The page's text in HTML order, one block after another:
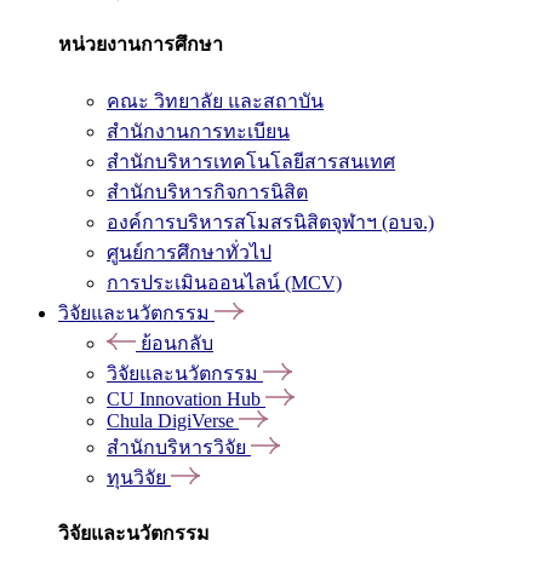
หน่วยงานการศึกษา
คณะ วิทยาลัย และสถาบัน
สำนักงานการทะเบียน
สำนักบริหารเทคโนโลยีสารสนเทศ
สำนักบริหารกิจการนิสิต
องค์การบริหารสโมสรนิสิตจุฬาฯ (อบจ.)
ศูนย์การศึกษาทั่วไป
การประเมินออนไลน์ (MCV)
วิจัยและนวัตกรรม
ย้อนกลับ
วิจัยและนวัตกรรม
CU Innovation Hub
Chula DigiVerse
สำนักบริหารวิจัย
ทุนวิจัย
วิจัยและนวัตกรรม